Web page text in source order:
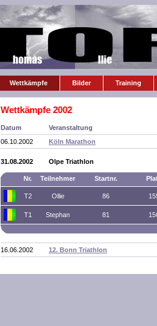
Wettkämpfe Bilder Training
Wettkämpfe 2002
Datum
Veranstaltung
06.10.2002
Köln Marathon
31.08.2002 Olpe Triathlon
Nr. Teilnehmer Startnr.
T2 Ollie 86
T1 Stephan 81
16.06.2002 12. Bonn Triathlon